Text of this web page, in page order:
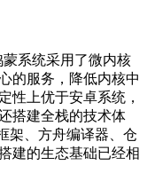
系统采用了微内核
的服务，降低内核中
性上优于安卓系统，
搭建全栈的技术体
架、方舟编译器、仓
建的生态基础已经相